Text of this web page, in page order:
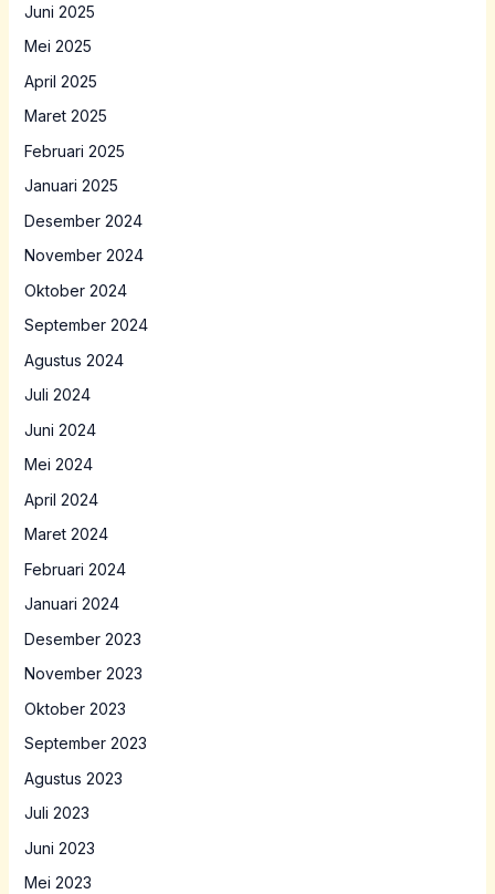
Juni 2025
Mei 2025
April 2025
Maret 2025
Februari 2025
Januari 2025
Desember 2024
November 2024
Oktober 2024
September 2024
Agustus 2024
Juli 2024
Juni 2024
Mei 2024
April 2024
Maret 2024
Februari 2024
Januari 2024
Desember 2023
November 2023
Oktober 2023
September 2023
Agustus 2023
Juli 2023
Juni 2023
Mei 2023